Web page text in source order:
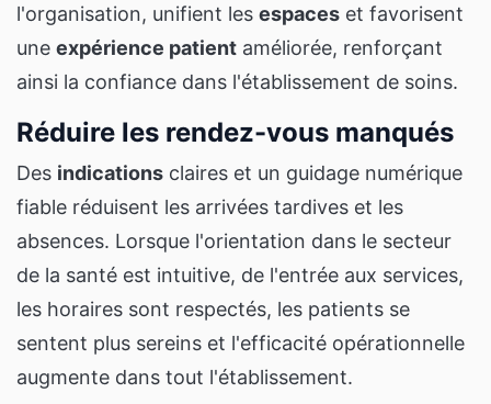
l'organisation, unifient les espaces et favorisent
une expérience patient améliorée, renforçant
ainsi la confiance dans l'établissement de soins.
Réduire les rendez-vous manqués
Des indications claires et un guidage numérique
fiable réduisent les arrivées tardives et les
absences. Lorsque l'orientation dans le secteur
de la santé est intuitive, de l'entrée aux services,
les horaires sont respectés, les patients se
sentent plus sereins et l'efficacité opérationnelle
augmente dans tout l'établissement.